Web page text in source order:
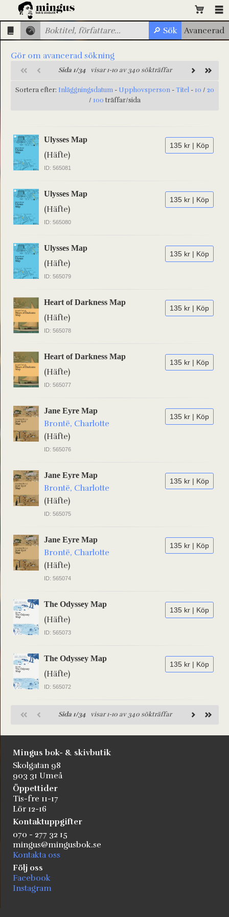
Gör om avancerad sökning
Sida 1/34visar 1-10 av 340 sökträffar
Sortera efter: Inläggningsdatum - Upphovsperson -Titel - 10 / 20
/ 100 träffar/sida
135 kr | Köp
Ulysses Map
(Häfte)
ID: 565081
135 kr | Köp
Ulysses Map
(Häfte)
ID: 565080
135 kr | Köp
Ulysses Map
(Häfte)
ID: 565079
135 kr | Köp
Heart of Darkness Map
(Häfte)
ID: 565078
135 kr | Köp
Heart of Darkness Map
(Häfte)
ID: 565077
135 kr | Köp
Jane Eyre Map
Brontë, Charlotte
(Häfte)
ID: 565076
135 kr | Köp
Jane Eyre Map
Brontë, Charlotte
(Häfte)
ID: 565075
135 kr | Köp
Jane Eyre Map
Brontë, Charlotte
(Häfte)
ID: 565074
135 kr | Köp
The Odyssey Map
(Häfte)
ID: 565073
135 kr | Köp
The Odyssey Map
(Häfte)
ID: 565072
Sida 1/34visar 1-10 av 340 sökträffar
Mingus bok- & skivbutik
Skolgatan 98
903 31 Umeå
Öppettider
Tis-fre 11-17
Lör 12-16
Kontaktuppgifter
070 - 277 32 15
mingus@mingusbok.se
Kontakta oss
Följ oss
Facebook
Instagram